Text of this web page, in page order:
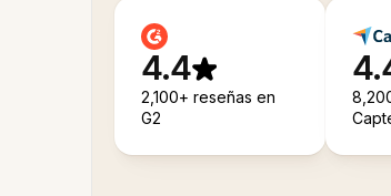
4.4
2,100+ reseñas en
G2